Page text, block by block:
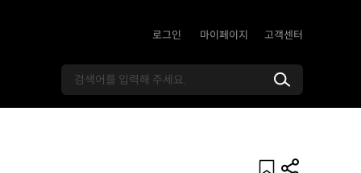
로그인 마이페이지 고객센터